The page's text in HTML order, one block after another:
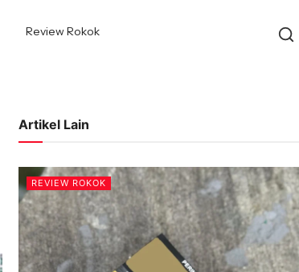
Review Rokok
Artikel Lain
REVIEW ROKOK